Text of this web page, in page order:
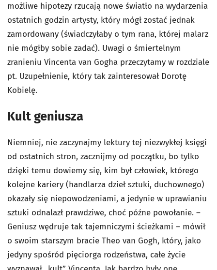
możliwe hipotezy rzucają nowe światło na wydarzenia
ostatnich godzin artysty, który mógł zostać jednak
zamordowany (świadczyłaby o tym rana, której malarz
nie mógłby sobie zadać). Uwagi o śmiertelnym
zranieniu Vincenta van Gogha przeczytamy w rozdziale
pt. Uzupełnienie, który tak zainteresował Dorotę
Kobielę.
Kult geniusza
Niemniej, nie zaczynajmy lektury tej niezwykłej księgi
od ostatnich stron, zacznijmy od początku, bo tylko
dzięki temu dowiemy się, kim był człowiek, którego
kolejne kariery (handlarza dzieł sztuki, duchownego)
okazały się niepowodzeniami, a jedynie w uprawianiu
sztuki odnalazł prawdziwe, choć późne powołanie. –
Geniusz wędruje tak tajemniczymi ścieżkami – mówił
o swoim starszym bracie Theo van Gogh, który, jako
jedyny spośród pięciorga rodzeństwa, całe życie